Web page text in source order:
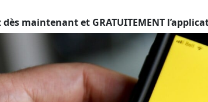
dès maintenant et GRATUITEMENT